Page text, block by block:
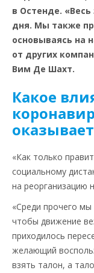
в Остенде.
дня. Мы также
основываясь на
от других
Вим Де Шахт.
Какое
«Как только
социальному
на
«Среди прочего
чтобы движение
приходилось
желающий
взять талон, а